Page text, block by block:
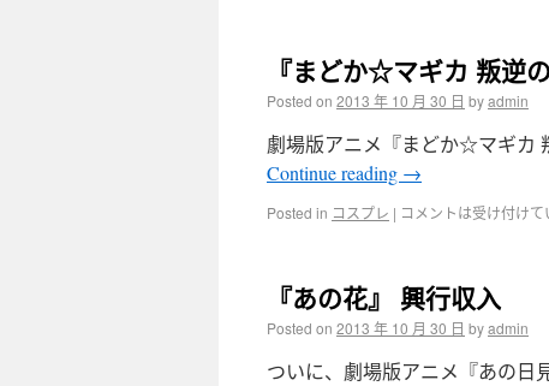
『まどか☆マギカ 叛逆
Posted on 2013 年 10 月 30 日 byadmin
劇場版アニメ『まどか☆マギカ
Continue reading →
Posted in コスプレ | コメントは受け付けて
『あの花』 興行収入
Posted on 2013 年 10 月 30 日 byadmin
ついに、劇場版アニメ『あの日